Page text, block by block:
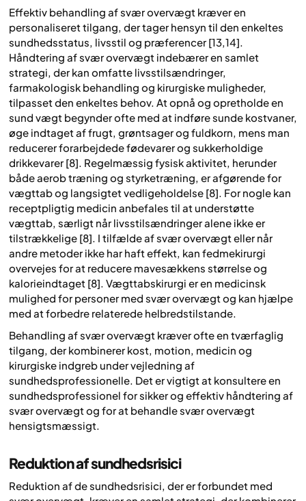
Effektiv behandling af svær overvægt kræver en
personaliseret tilgang, der tager hensyn til den enkeltes
sundhedsstatus, livsstil og præferencer [13,14].
Håndtering af svær overvægt indebærer en samlet
strategi, der kan omfatte livsstilsændringer,
farmakologisk behandling og kirurgiske muligheder,
tilpasset den enkeltes behov. At opnå og opretholde en
sund vægt begynder ofte med at indføre sunde kostvaner,
øge indtaget af frugt, grøntsager og fuldkorn, mens man
reducerer forarbejdede fødevarer og sukkerholdige
drikkevarer [8]. Regelmæssig fysisk aktivitet, herunder
både aerob træning og styrketræning, er afgørende for
vægttab og langsigtet vedligeholdelse [8]. For nogle kan
receptpligtig medicin anbefales til at understøtte
vægttab, særligt når livsstilsændringer alene ikke er
tilstrækkelige [8]. I tilfælde af svær overvægt eller når
andre metoder ikke har haft effekt, kan fedmekirurgi
overvejes for at reducere mavesækkens størrelse og
kalorieindtaget [8]. Vægttabskirurgi er en medicinsk
mulighed for personer med svær overvægt og kan hjælpe
med at forbedre relaterede helbredstilstande.
Behandling af svær overvægt kræver ofte en tværfaglig
tilgang, der kombinerer kost, motion, medicin og
kirurgiske indgreb under vejledning af
sundhedsprofessionelle. Det er vigtigt at konsultere en
sundhedsprofessionel for sikker og effektiv håndtering af
svær overvægt og for at behandle svær overvægt
hensigtsmæssigt.
Reduktion af sundhedsrisici
Reduktion af de sundhedsrisici, der er forbundet med